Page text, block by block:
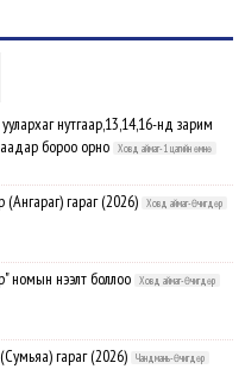
нутгаар,13,14,16-нд зарим
аадар бороо орно
Ховд аймаг-1 цагийн өмнө
гараг (2026) Ховд аймаг-Өчигдөр
номын нээлт боллоо Ховд аймаг-Өчигдөр
гараг (2026) Чандмань-Өчигдөр